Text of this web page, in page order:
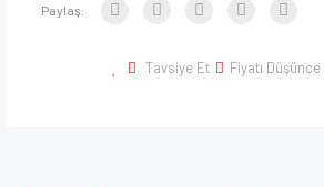
Paylaş:
Tavsiye Et Fiyatı